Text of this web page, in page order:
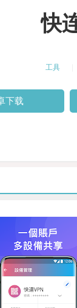
快
工具
下载